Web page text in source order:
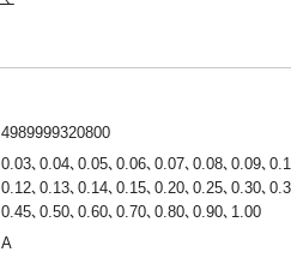
4989999320800
0.03､0.04､0.05､0.06､0.07､0.08､0.09､
0.12､0.13､0.14､0.15､0.20､0.25､0.30､
0.45､0.50､0.60､0.70､0.80､0.90､1.00
A